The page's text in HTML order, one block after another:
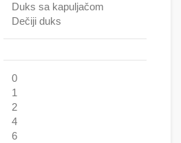
Duks sa kapuljačom
Dečiji duks
0
1
2
4
6